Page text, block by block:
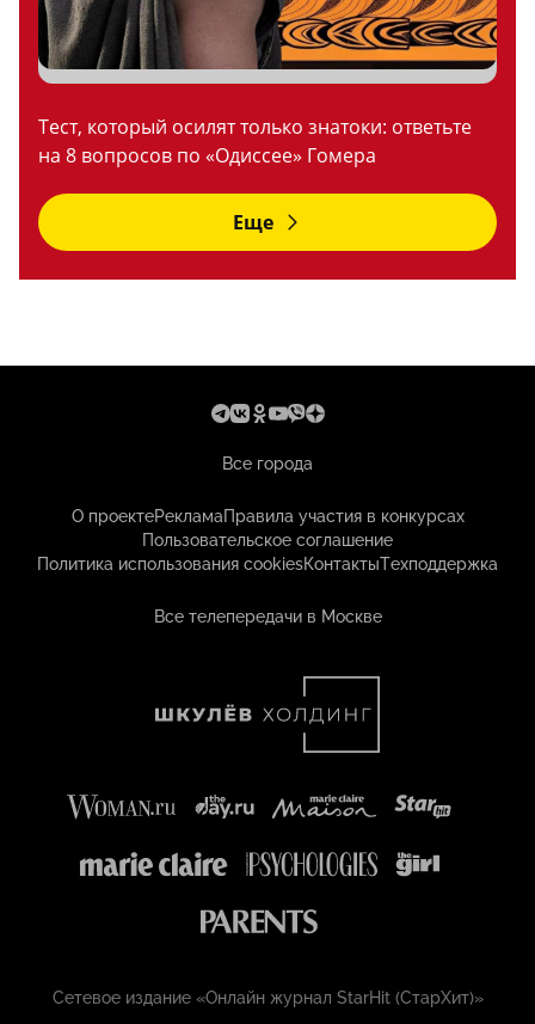
Тест, который осилят только знатоки: ответьте
на 8 вопросов по «Одиссее» Гомера
Еще
Все города
О проектеРекламаПравила участия в конкурсах
Пользовательское соглашение
Политика использования cookiesКонтактыТехподдержка
Все телепередачи в Москве
Сетевое издание «Онлайн журнал StarHit (СтарХит)»